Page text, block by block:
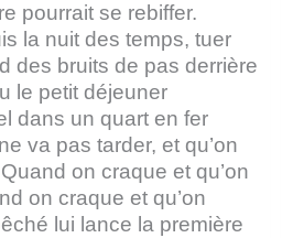
pourrait se rebiffer.
la nuit des temps, tuer
des bruits de pas derrière
le petit déjeuner
dans un quart en fer
va pas tarder, et qu’on
on craque et qu’on
on craque et qu’on
lui lance la première